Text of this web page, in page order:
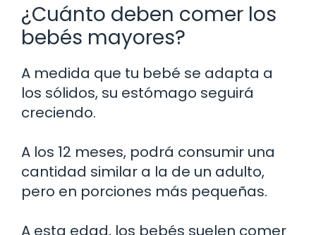
¿Cuánto deben comer los
bebés mayores?
A medida que tu bebé se adapta a
los sólidos, su estómago seguirá
creciendo.
A los 12 meses, podrá consumir una
cantidad similar a la de un adulto,
pero en porciones más pequeñas.
A esta edad, los bebés suelen comer